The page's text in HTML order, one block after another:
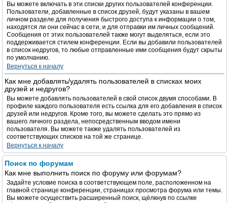
Вы можете включать в эти списки других пользователей конференции.
Пользователи, добавленные в список друзей, будут указаны в вашем
личном разделе для получения быстрого доступа к информации о том,
находятся ли они сейчас в сети, и для отправки им личных сообщений.
Сообщения от этих пользователей также могут выделяться, если это
поддерживается стилем конференции. Если вы добавили пользователей
в список недругов, то любые отправленные ими сообщения будут скрыты
по умолчанию.
Вернуться к началу
Как мне добавлять/удалять пользователей в списках моих
друзей и недругов?
Вы можете добавлять пользователей в свой список двумя способами. В
профиле каждого пользователя есть ссылка для его добавления в список
друзей или недругов. Кроме того, вы можете сделать это прямо из
вашего личного раздела, непосредственным вводом имени
пользователя. Вы можете также удалять пользователей из
соответствующих списков на той же странице.
Вернуться к началу
Поиск по форумам
Как мне выполнить поиск по форуму или форумам?
Задайте условие поиска в соответствующем поле, расположенном на
главной странице конференции, страницах просмотра форума или темы.
Вы можете осуществить расширенный поиск, щёлкнув по ссылке